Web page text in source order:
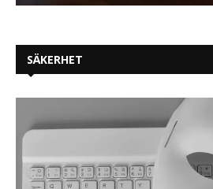
SÄKERHET